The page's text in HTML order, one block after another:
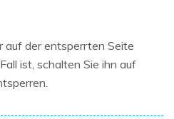
auf der entsperrten Seite
ist, schalten Sie ihn auf